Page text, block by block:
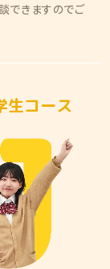
できますのでご
生コース